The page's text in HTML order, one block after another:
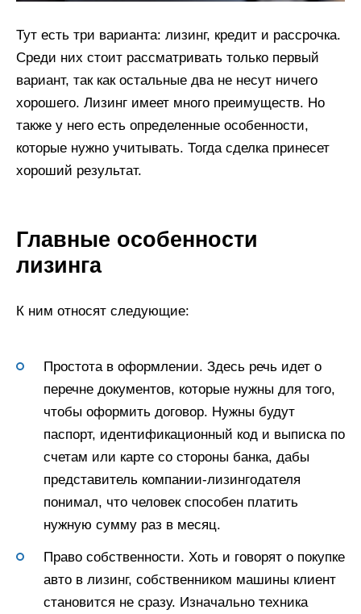
Тут есть три варианта: лизинг, кредит и рассрочка.
Среди них стоит рассматривать только первый
вариант, так как остальные два не несут ничего
хорошего. Лизинг имеет много преимуществ. Но
также у него есть определенные особенности,
которые нужно учитывать. Тогда сделка принесет
хороший результат.
Главные особенности
лизинга
К ним относят следующие:
Простота в оформлении. Здесь речь идет о
перечне документов, которые нужны для того,
чтобы оформить договор. Нужны будут
паспорт, идентификационный код и выписка по
счетам или карте со стороны банка, дабы
представитель компании-лизингодателя
понимал, что человек способен платить
нужную сумму раз в месяц.
Право собственности. Хоть и говорят о покупке
авто в лизинг, собственником машины клиент
становится не сразу. Изначально техника